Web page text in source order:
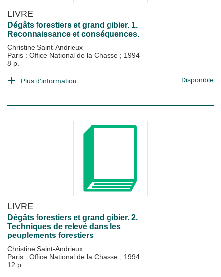
LIVRE
Dégâts forestiers et grand gibier. 1.
Reconnaissance et conséquences.
Christine Saint-Andrieux
Paris : Office National de la Chasse ; 1994
8 p.
Plus d'information... Disponible
LIVRE
Dégâts forestiers et grand gibier. 2.
Techniques de relevé dans les
peuplements forestiers
Christine Saint-Andrieux
Paris : Office National de la Chasse ; 1994
12 p.